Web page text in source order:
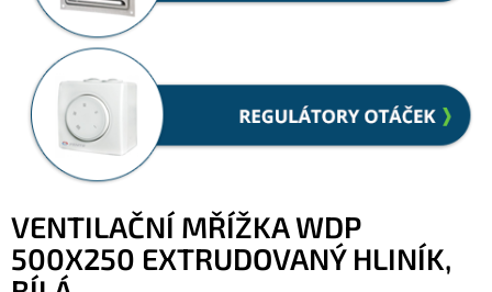
VENTILAČNÍ MŘÍŽKA WDP
500X250 EXTRUDOVANÝ HLINÍK,